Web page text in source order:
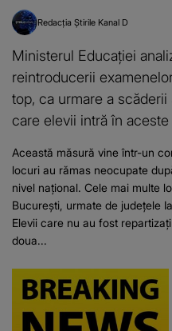
Redacția Știrile Kanal D
Ministerul Educației
reintroducerii
top, ca urmare a
care elevii intră în aceste
Această măsură vine într-un
locuri au rămas neocupate
nivel național. Cele mai multe
București, urmate de județele
Elevii care nu au fost
doua...